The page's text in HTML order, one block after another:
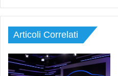
Articoli Correlati